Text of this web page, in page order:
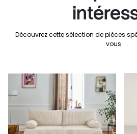
Découvrez cette sélection de pièces
vous.